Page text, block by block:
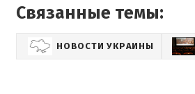
Связанные темы:
НОВОСТИ УКРАИНЫ